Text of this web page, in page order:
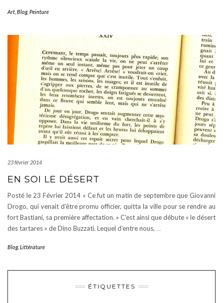
Art Blog, Peinture
23 février 2014
EN SOI LE DÉSERT
Posté le 23 Février 2014 « Ce fut un matin de septembre que Giovanni
Drogo, qui venait d’être promu officier, quitta la ville pour se rendre au
fort Bastiani, sa première affectation. » C’est ainsi que débute « le désert
des tartares » de Dino Buzzati. Lequel d’entre nous, …
Blog, Littérature
ÉTIQUETTES